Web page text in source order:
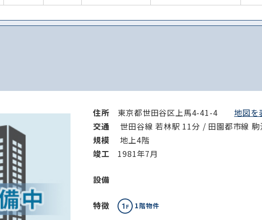
住所 東京都世田谷区上馬4-41-4地図
交通
世田谷線 若林駅 11分 / 田園都市線 駒
規模
地上4階
竣⼯ 1981年7月
設備
特徴 1階物件